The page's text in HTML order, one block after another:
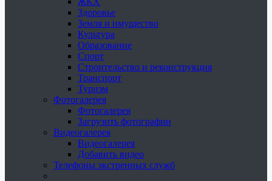
Здоровье
Земля и имущество
Культура
Образование
Спорт
Строительство и реконструкция
Транспорт
Туризм
Фотогалерея
Фотогалерея
Загрузить фотографии
Видеогалерея
Видеогалерея
Добавить видео
Телефоны экстренных служб